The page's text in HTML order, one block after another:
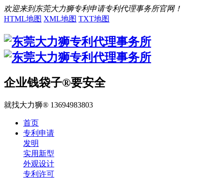
欢迎来到东莞大力狮专利申请专利代理事务所官网！
HTML地图 XML地图 TXT地图
企业钱袋子®要安全
就找大力狮® 13694983803
首页
专利申请
发明
实用新型
外观设计
专利许可